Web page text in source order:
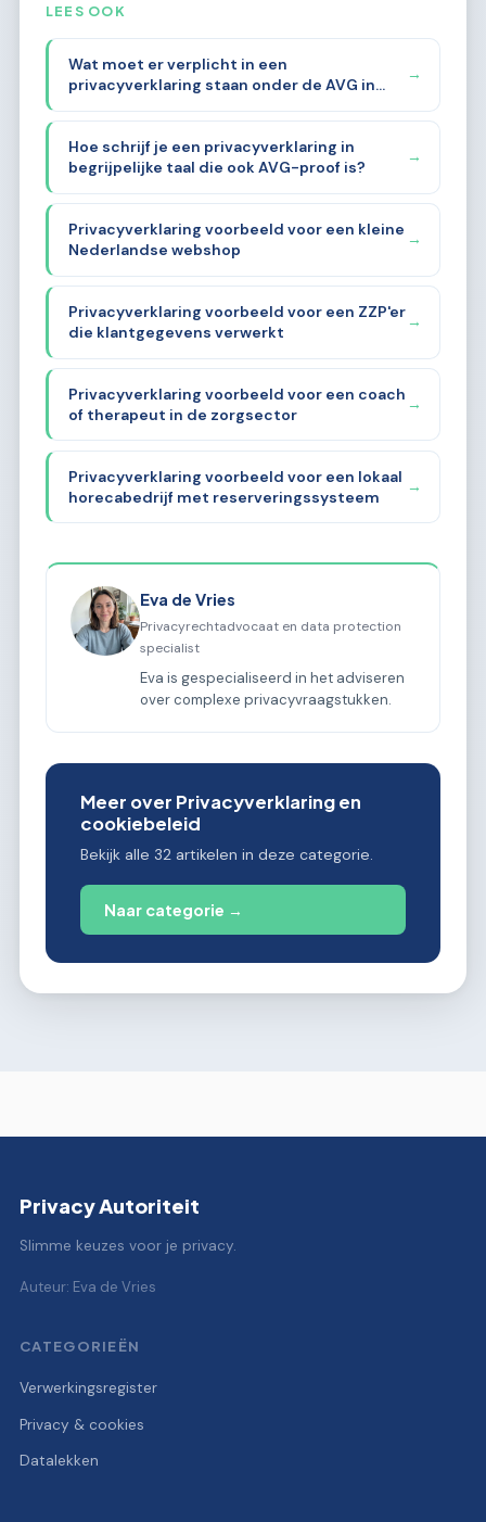
LEES OOK
Wat moet er verplicht in een
privacyverklaring staan onder de AVG in
→
Hoe schrijf je een privacyverklaring in
begrijpelijke taal die ook AVG-proof is?
→
Privacyverklaring voorbeeld voor een kleine
Nederlandse webshop
→
Privacyverklaring voorbeeld voor een ZZP'er
die klantgegevens verwerkt
→
Privacyverklaring voorbeeld voor een coach
of therapeut in de zorgsector
→
Privacyverklaring voorbeeld voor een lokaal
horecabedrijf met reserveringssysteem
→
Eva de Vries
Privacyrechtadvocaat en data protection
specialist
Eva is gespecialiseerd in het adviseren
over complexe privacyvraagstukken.
Meer over Privacyverklaring en
cookiebeleid
Bekijk alle 32 artikelen in deze categorie.
Naar categorie →
Privacy Autoriteit
Slimme keuzes voor je privacy.
Auteur: Eva de Vries
CATEGORIEËN
Verwerkingsregister
Privacy & cookies
Datalekken